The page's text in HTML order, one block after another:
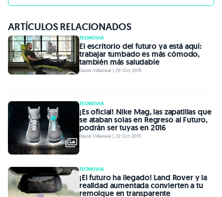
ARTÍCULOS RELACIONADOS
TECMOVIA
El escritorio del futuro ya está aquí:
trabajar tumbado es más cómodo,
también más saludable
David Villarreal | 29 Oct 2015
TECMOVIA
¡Es oficial! Nike Mag, las zapatillas que
se ataban solas en Regreso al Futuro,
podrán ser tuyas en 2016
David Villarreal | 22 Oct 2015
TECMOVIA
¡El futuro ha llegado! Land Rover y la
realidad aumentada convierten a tu
remolque en transparente